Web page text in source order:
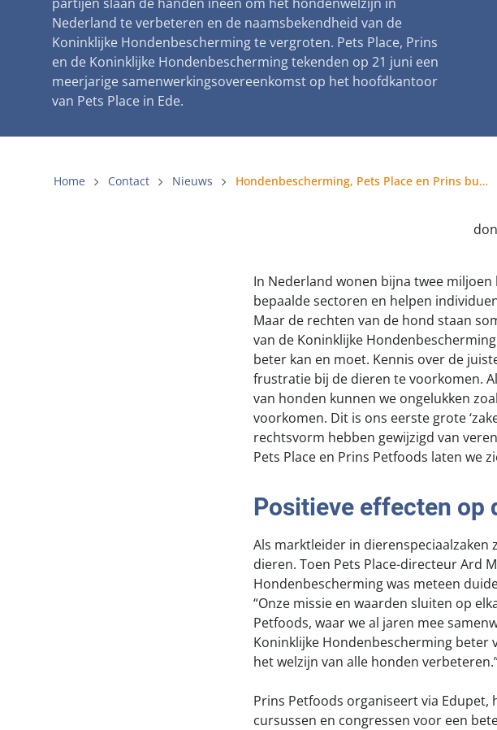
Gemeentelijk meldpunt
Voldoende veilige
Verbod op fokken met
Nederland te verbeteren en de naamsbekendheid van de
Koninklijke Hondenbescherming te vergroten. Pets Place, Prins
en de Koninklijke Hondenbescherming tekenden op 21 juni een
meerjarige samenwerkingsovereenkomst op het hoofdkantoor
van Pets Place in Ede.
Home Contact Nieuws Hondenbescherming, Pets Place en Prins bundelen de krachten
In Nederland wonen bijna twee
bepaalde sectoren en helpen
Maar de rechten van de hond staan
van de Koninklijke
beter kan en moet. Kennis over de
frustratie bij de dieren te voorkomen.
van honden kunnen we ongelukken
voorkomen. Dit is ons eerste grote
rechtsvorm hebben gewijzigd van
Pets Place en Prins Petfoods laten we
Positieve effecten op
Als marktleider in dierenspeciaalzaken
dieren. Toen Pets Place-directeur Ard
Hondenbescherming was meteen
“Onze missie en waarden sluiten op
Petfoods, waar we al jaren mee
Koninklijke Hondenbescherming
het welzijn van alle honden
Prins Petfoods organiseert via
cursussen en congressen voor een